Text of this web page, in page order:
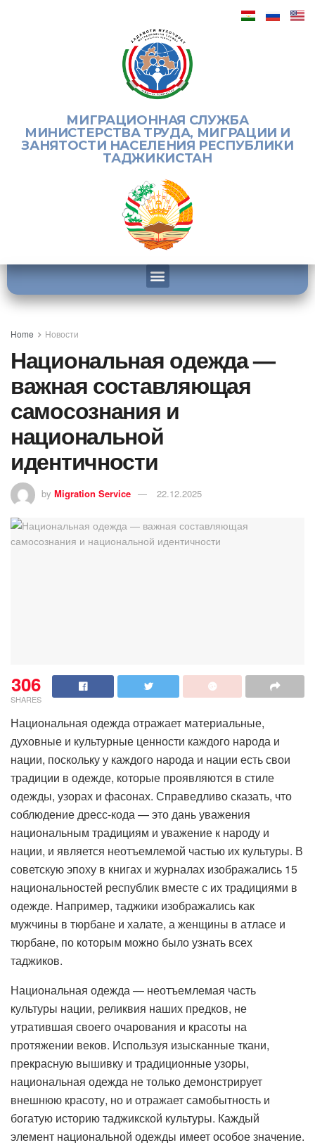
МИГРАЦИОННАЯ СЛУЖБА
МИНИСТЕРСТВА ТРУДА, МИГРАЦИИ И
ЗАНЯТОСТИ НАСЕЛЕНИЯ РЕСПУБЛИКИ
ТАДЖИКИСТАН
Home Новости
Национальная одежда —
важная составляющая
самосознания и
национальной
идентичности
by Migration Service 22.12.2025
306
SHARES
Национальная одежда отражает материальные,
духовные и культурные ценности каждого народа и
нации, поскольку у каждого народа и нации есть свои
традиции в одежде, которые проявляются в стиле
одежды, узорах и фасонах. Справедливо сказать, что
соблюдение дресс-кода — это дань уважения
национальным традициям и уважение к народу и
нации, и является неотъемлемой частью их культуры. В
советскую эпоху в книгах и журналах изображались 15
национальностей республик вместе с их традициями в
одежде. Например, таджики изображались как
мужчины в тюрбане и халате, а женщины в атласе и
тюрбане, по которым можно было узнать всех
таджиков.
Национальная одежда — неотъемлемая часть
культуры нации, реликвия наших предков, не
утратившая своего очарования и красоты на
протяжении веков. Используя изысканные ткани,
прекрасную вышивку и традиционные узоры,
национальная одежда не только демонстрирует
внешнюю красоту, но и отражает самобытность и
богатую историю таджикской культуры. Каждый
элемент национальной одежды имеет особое значение.